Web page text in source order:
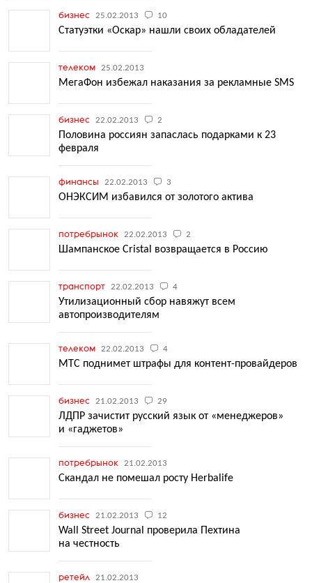
бизнес 25.02.2013 10
Статуэтки «Оскар» нашли своих обладателей
телеком 25.02.2013
МегаФон избежал наказания за рекламные SMS
бизнес 22.02.2013 2
Половина россиян запаслась подарками к 23
февраля
финансы 22.02.2013 3
ОНЭКСИМ избавился от золотого актива
потребрынок 22.02.2013 2
Шампанское Cristal возвращается в Россию
транспорт 22.02.2013 4
Утилизационный сбор навяжут всем
автопроизводителям
телеком 22.02.2013 4
МТС поднимет штрафы для контент-провайдеров
бизнес 21.02.2013 29
ЛДПР зачистит русский язык от «менеджеров»
и «гаджетов»
потребрынок 21.02.2013
Скандал не помешал росту Herbalife
бизнес 21.02.2013 12
Wall Street Journal проверила Пехтина
на честность
ретейл 21.02.2013